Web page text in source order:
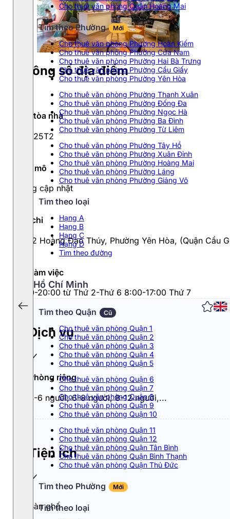
Cho thuê văn phòng Quận Hoàng Mai
Tìm theo Phường Mới
Cho thuê văn phòng Phường Hoàn Kiếm
Cho thuê văn phòng Phường Cửa Nam
Cho thuê văn phòng Phường Hai Bà Trưng
Cho thuê văn phòng Phường Cầu Giấy
Cho thuê văn phòng Phường Yên Hòa
Cho thuê văn phòng Phường Thanh Xuân
Cho thuê văn phòng Phường Đống Đa
Cho thuê văn phòng Phường Ngọc Hà
Cho thuê văn phòng Phường Ba Đình
Cho thuê văn phòng Phường Từ Liêm
Cho thuê văn phòng Phường Tây Hồ
Cho thuê văn phòng Phường Xuân Đỉnh
Cho thuê văn phòng Phường Hoàng Mai
Cho thuê văn phòng Phường Láng
Cho thuê văn phòng Phường Giảng Võ
Tìm theo loại
Hạng A
Hạng B
Hạng C
Hạng D
Tìm theo đường
Hồ Chí Minh
Tìm theo Quận Cũ
Cho thuê văn phòng Quận 1
Cho thuê văn phòng Quận 2
Cho thuê văn phòng Quận 3
Cho thuê văn phòng Quận 4
Cho thuê văn phòng Quận 5
Cho thuê văn phòng Quận 6
Cho thuê văn phòng Quận 7
Cho thuê văn phòng Quận 8
Cho thuê văn phòng Quận 9
Cho thuê văn phòng Quận 10
Cho thuê văn phòng Quận 11
Cho thuê văn phòng Quận 12
Cho thuê văn phòng Quận Tân Bình
Cho thuê văn phòng Quận Bình Thạnh
Cho thuê văn phòng Quận Thủ Đức
Tìm theo Phường Mới
Tìm theo loại
Thông số địa điểm
Tên tòa nhà
Tòa 25T2
Quy mô
Đang cập nhật
Địa chỉ
25T2 Hoàng Đạo Thúy, Phường Yên Hòa, (Quận Cầu
Giờ làm việc
8:00-20:00 từ Thứ 2-Thứ 6 8:00-17:00 Thứ 7
Dịch vụ
Phòng riêng
4-6 người, 6-8 người, 8-12 người,...
Tiện ích
Bàn ghế